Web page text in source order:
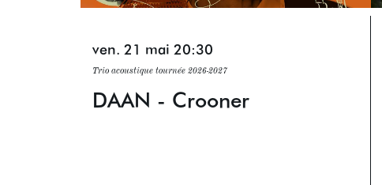
DAAN - Crooner
Trio acoustique tournée 2026-2027
ven. 21 mai 20:30